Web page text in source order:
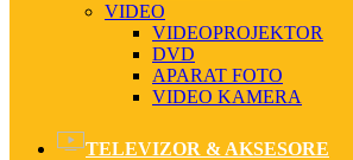
VIDEO
VIDEOPROJEKTOR
DVD
APARAT FOTO
VIDEO KAMERA
TELEVIZOR & AKSESORE